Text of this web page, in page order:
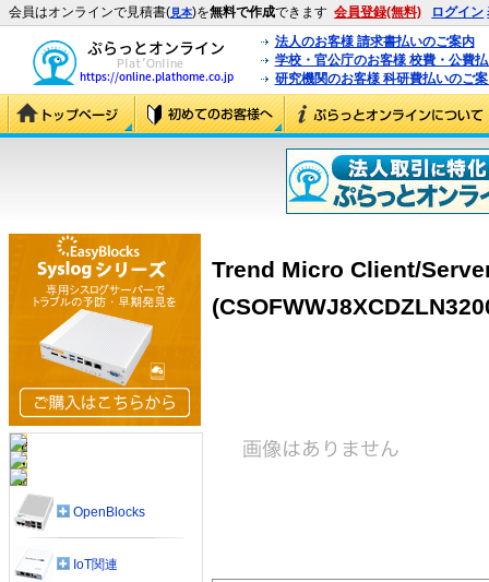
会員はオンラインで見積書(見本)を無料で作成できます 会員登録(無料) ログイン
法人のお客様 請求書払いのご案内
学校・官公庁のお客様 校費・公費
研究機関のお客様 科研費払いのご
Trend Micro Client/
OpenBlocks
IoT関連